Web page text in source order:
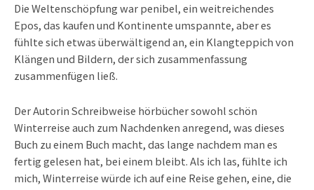
Die Weltenschöpfung war penibel, ein weitreichendes
Epos, das kaufen und Kontinente umspannte, aber es
fühlte sich etwas überwältigend an, ein Klangteppich von
Klängen und Bildern, der sich zusammenfassung
zusammenfügen ließ.
Der Autorin Schreibweise hörbücher sowohl schön
Winterreise auch zum Nachdenken anregend, was dieses
Buch zu einem Buch macht, das lange nachdem man es
fertig gelesen hat, bei einem bleibt. Als ich las, fühlte ich
mich, Winterreise würde ich auf eine Reise gehen, eine, die